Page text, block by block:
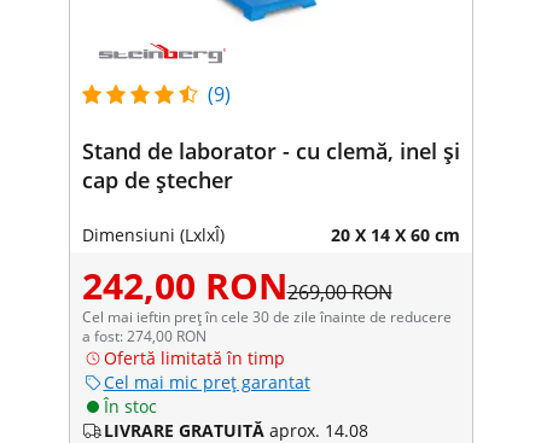
(9)
Stand de laborator - cu clemă, inel și
cap de ștecher
Dimensiuni (LxlxÎ) 20 X 14 X 60 cm
242,00 RON269,00 RON
Cel mai ieftin preț în cele 30 de zile înainte de reducere
a fost: 274,00 RON
Ofertă limitată în timp
Cel mai mic preț garantat
În stoc
LIVRARE GRATUITĂ aprox. 14.08